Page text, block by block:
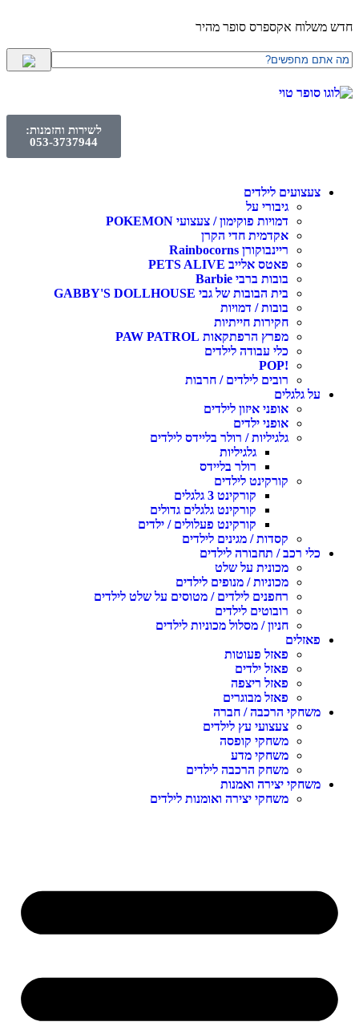
חדש משלוח אקספרס סופר מהיר
לשירות והזמנות:
053-3737944
צעצועים לילדים
גיבורי על
דמויות פוקימון / צעצועי POKEMON
אקדמית חדי הקרן
ריינבוקורן Rainbocorns
פאטס אלייב PETS ALIVE
בובות ברבי Barbie
בית הבובות של גבי GABBY'S DOLLHOUSE
בובות / דמויות
חקירות חייתיות
מפרץ הרפתקאות PAW PATROL
כלי עבודה לילדים
!POP
רובים לילדים / חרבות
על גלגלים
אופני איזון לילדים
אופני ילדים
גלגיליות / רולר בליידס לילדים
גלגיליות
רולר בליידס
קורקינט לילדים
קורקינט 3 גלגלים
קורקינט גלגלים גדולים
קורקינט פעלולים / ילדים
קסדות / מגינים לילדים
כלי רכב / תחבורה לילדים
מכונית על שלט
מכוניות / מנופים לילדים
רחפנים לילדים / מטוסים על שלט לילדים
רובוטים לילדים
חניון / מסלול מכוניות לילדים
פאזלים
פאזל פעוטות
פאזל ילדים
פאזל ריצפה
פאזל מבוגרים
משחקי הרכבה / חברה
צעצועי עץ לילדים
משחקי קופסה
משחקי מדע
משחק הרכבה לילדים
משחקי יצירה ואמנות
משחקי יצירה ואומנות לילדים